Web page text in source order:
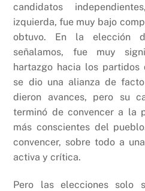
candidatos
izquierda, fue muy bajo
obtuvo. En la elección
señalamos, fue muy
hartazgo hacia los partidos
se dio una alianza de
dieron avances, pero su
terminó de convencer a la
más conscientes del
convencer, sobre todo a
activa y crítica.
Pero las elecciones solo